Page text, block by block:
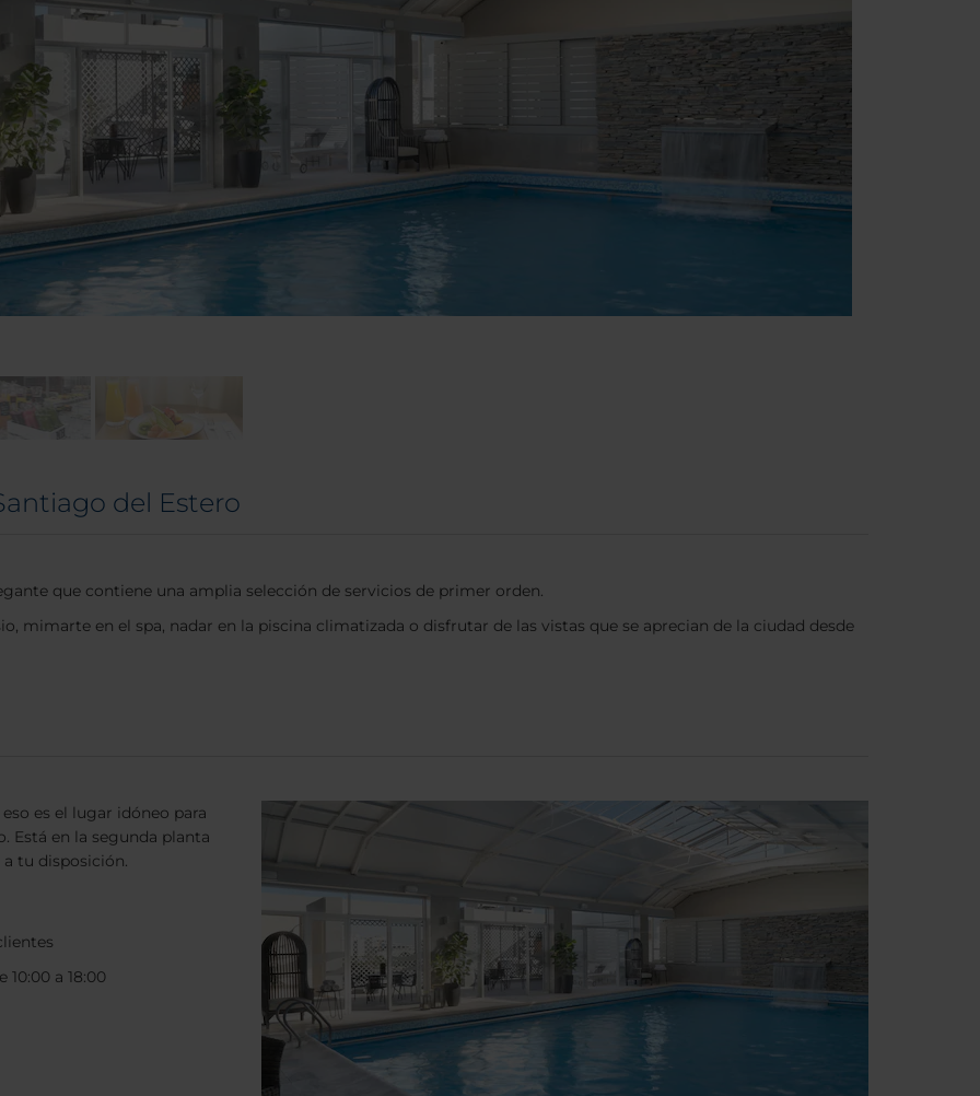
del Estero
que contiene una amplia selección de servicios de primer orden.
mimarte en el spa, nadar en la piscina climatizada o disfrutar de las vistas que se aprecian de la ciudad desde
es el lugar idóneo para
Está en la segunda planta
tu disposición.
10:00 a 18:00